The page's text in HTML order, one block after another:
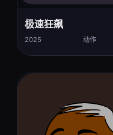
极速狂飙
2025 动作